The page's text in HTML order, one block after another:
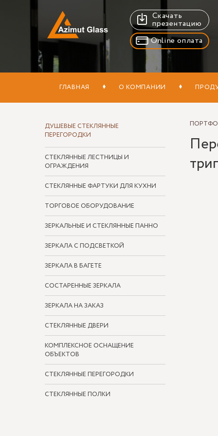
Скачать
презентацию
Online оплата
ГЛАВНАЯ О КОМПАНИИ
ДУШЕВЫЕ СТЕКЛЯННЫЕ
ПЕРЕГОРОДКИ
СТЕКЛЯННЫЕ ЛЕСТНИЦЫ И
ОГРАЖДЕНИЯ
СТЕКЛЯННЫЕ ФАРТУКИ ДЛЯ КУХНИ
ТОРГОВОЕ ОБОРУДОВАНИЕ
ЗЕРКАЛЬНЫЕ И СТЕКЛЯННЫЕ ПАННО
ЗЕРКАЛА С ПОДСВЕТКОЙ
ЗЕРКАЛА В БАГЕТЕ
СОСТАРЕННЫЕ ЗЕРКАЛА
ЗЕРКАЛА НА ЗАКАЗ
СТЕКЛЯННЫЕ ДВЕРИ
КОМПЛЕКСНОЕ ОСНАЩЕНИЕ
ОБЪЕКТОВ
СТЕКЛЯННЫЕ ПЕРЕГОРОДКИ
СТЕКЛЯННЫЕ ПОЛКИ